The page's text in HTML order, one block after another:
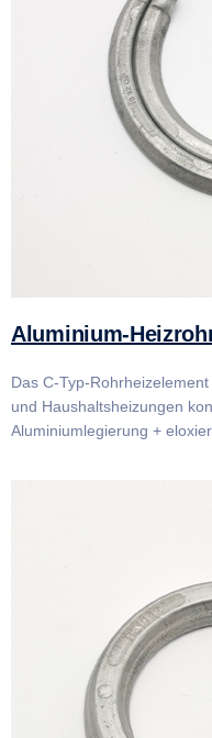
Aluminium-
Das C-Typ-
und Haushaltsheizungen
Aluminiumlegierung +